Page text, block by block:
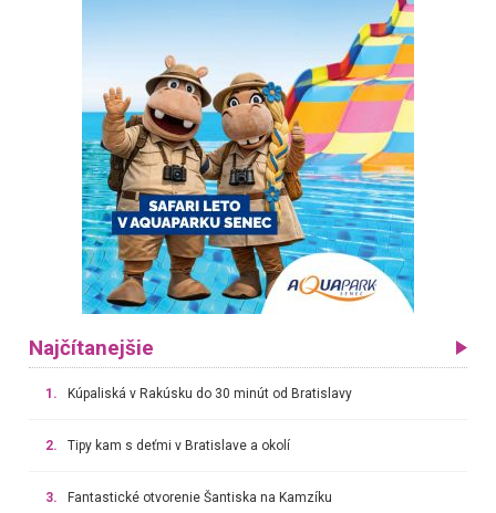
Najčítanejšie
1. Kúpaliská v Rakúsku do 30 minút od Bratislavy
2. Tipy kam s deťmi v Bratislave a okolí
3. Fantastické otvorenie Šantiska na Kamzíku